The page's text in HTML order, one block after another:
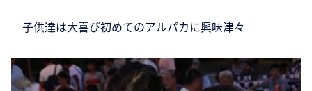
子供達は大喜び初めてのアルパカに興味津々